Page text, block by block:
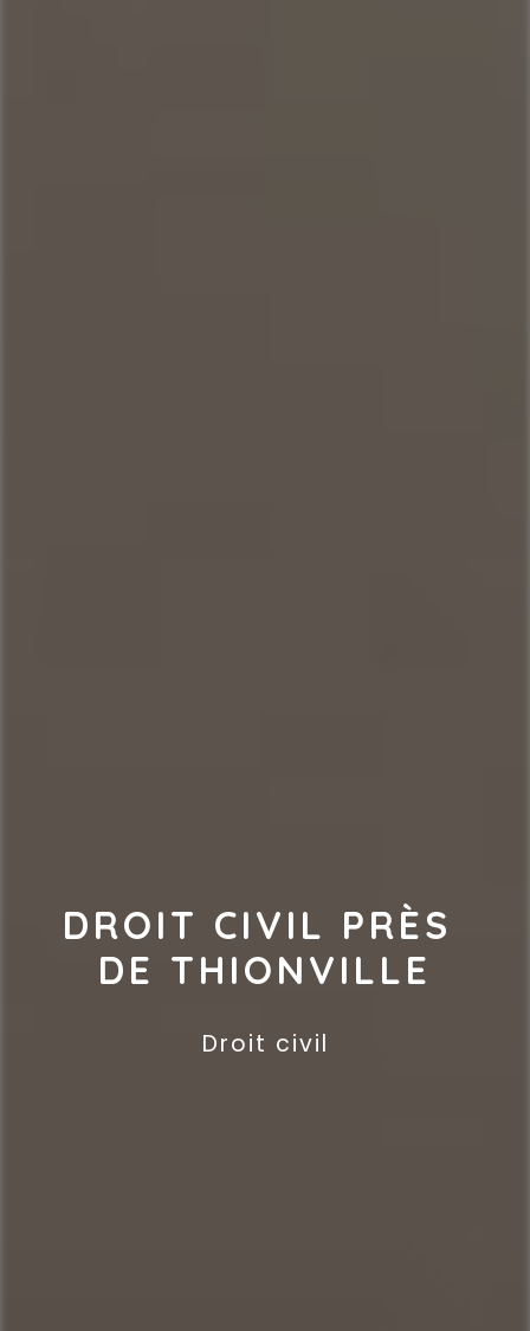
DROIT CIVIL PRÈS
DE THIONVILLE
Droit civil